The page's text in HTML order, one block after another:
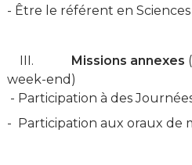
- Être le référent en
III. Missions annexes
week-end)
- Participation à des
- Participation aux oraux de